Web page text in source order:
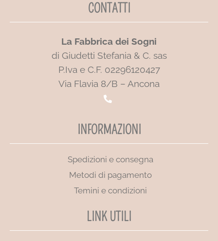
CONTATTI
La Fabbrica dei Sogni
di Giudetti Stefania & C. sas
P.Iva e C.F. 02296120427
Via Flavia 8/B – Ancona
INFORMAZIONI
Spedizioni e consegna
Metodi di pagamento
Temini e condizioni
LINK UTILI